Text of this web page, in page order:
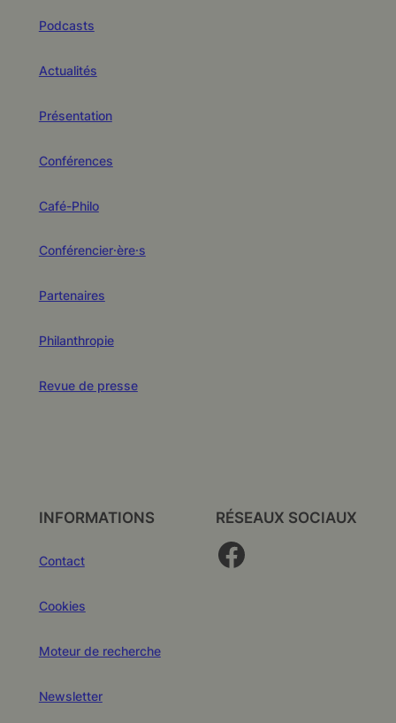
Podcasts
Actualités
Présentation
Conférences
Café-Philo
Conférencier·ère·s
Partenaires
Philanthropie
Revue de presse
INFORMATIONS
Contact
Cookies
Moteur de recherche
Newsletter
RÉSEAUX SOCIAUX
Facebook